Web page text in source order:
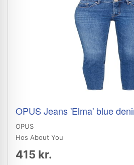
OPUS Jeans 'Elma' blue
OPUS
Hos About You
415 kr.